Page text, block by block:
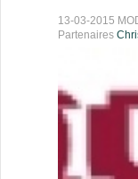
13-03-2015
Partenaires